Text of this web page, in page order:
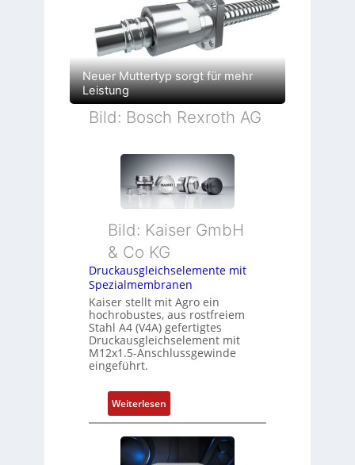
Neuer Muttertyp sorgt für mehr
Leistung
Bild: Bosch Rexroth AG
Bild: Kaiser GmbH
& Co KG
Druckausgleichselemente mit
Spezialmembranen
Kaiser stellt mit Agro ein
hochrobustes, aus rostfreiem
Stahl A4 (V4A) gefertigtes
Druckausgleichselement mit
M12x1.5-Anschlussgewinde
eingeführt.
Weiterlesen:
D
r
u